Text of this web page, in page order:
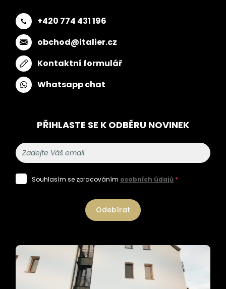
+420 774 431 196
obchod@italier.cz
Kontaktní formulář
Whatsapp chat
PŘIHLASTE SE K ODBĚRU NOVINEK
Souhlasím se zpracováním osobních údajů *
Odebírat